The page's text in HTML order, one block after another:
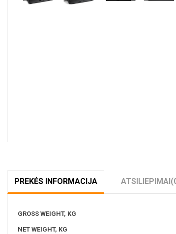
PREKĖS INFORMACIJA ATSILIEPIMAI
GROSS WEIGHT, KG
NET WEIGHT, KG